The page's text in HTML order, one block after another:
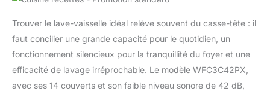
Trouver le lave-vaisselle idéal relève souvent du casse-tête : il
faut concilier une grande capacité pour le quotidien, un
fonctionnement silencieux pour la tranquillité du foyer et une
efficacité de lavage irréprochable. Le modèle WFC3C42PX,
avec ses 14 couverts et son faible niveau sonore de 42 dB,